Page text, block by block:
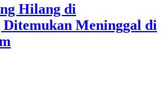
Hilang di
Meninggal di